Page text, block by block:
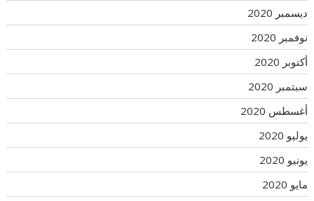
ديسمبر 2020
نوفمبر 2020
أكتوبر 2020
سبتمبر 2020
أغسطس 2020
يوليو 2020
يونيو 2020
مايو 2020